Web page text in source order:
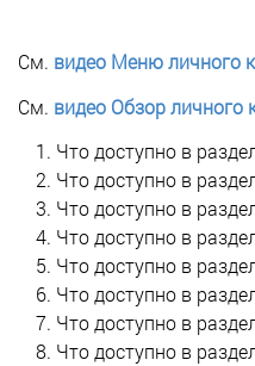
См. видео Меню личного
См. видео Обзор личного
Что доступно в
Что доступно в
Что доступно в
Что доступно в
Что доступно в
Что доступно в
Что доступно в
Что доступно в